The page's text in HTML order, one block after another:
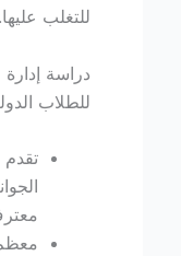
للتغلب
دراسة
للطلاب
معظم